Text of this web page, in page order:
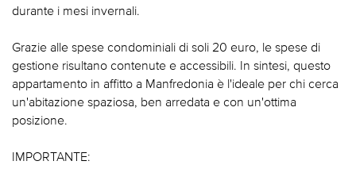
durante i mesi invernali.
Grazie alle spese condominiali di soli 20 euro, le spese di
gestione risultano contenute e accessibili. In sintesi, questo
appartamento in affitto a Manfredonia è l'ideale per chi cerca
un'abitazione spaziosa, ben arredata e con un'ottima
posizione.
IMPORTANTE: